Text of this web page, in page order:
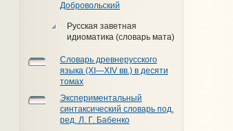
Добровольский
Русская заветная
идиоматика (словарь мата)
Словарь древнерусского
языка (XI—XIV вв.) в десяти
томах
Экспериментальный
синтаксический словарь под.
ред. Л. Г. Бабенко